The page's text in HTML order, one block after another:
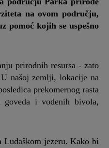
na ovom području,
pomoć kojih se uspešno
prirodnih resursa - zato
našoj zemlji, lokacije na
prekomernog rasta
goveda i vodenih bivola,
Ludaškom jezeru. Kako bi